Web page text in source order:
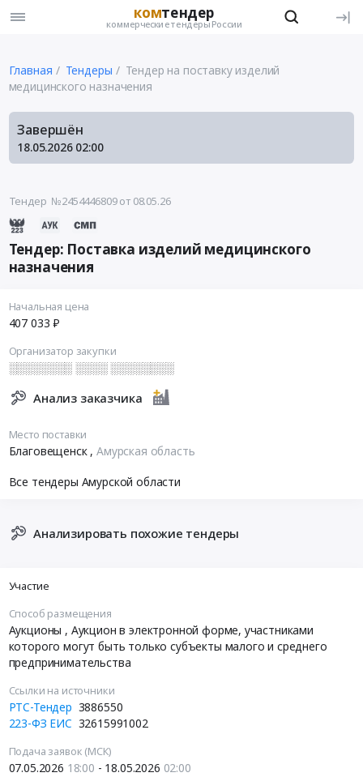
комтендер
коммерческие тендеры России
Главная Тендеры
Тендер на поставку изделий
медицинского назначения
Завершён
18.05.2026 02:00
Тендер №2454446809от 08.05.26
Тендер: Поставка изделий медицинского
назначения
Начальная цена
407 033 ₽
Организатор закупки
░░░░░░░░ ░░░░ ░░░░░░░░
Анализ заказчика
Место поставки
Благовещенск ,Амурская область
Все тендеры Амурской области
Анализировать похожие тендеры
Участие
Способ размещения
Аукционы , Аукцион в электронной форме, участниками
которого могут быть только субъекты малого и среднего
предпринимательства
Ссылки на источники
РТС-Тендер 3886550
223-ФЗ ЕИС 32615991002
Подача заявок (МСК)
07.05.2026 18:00 - 18.05.2026 02:00